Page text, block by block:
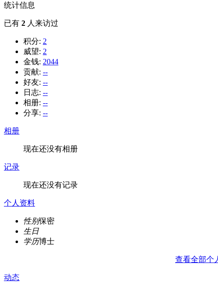
统计信息
已有 2 人来访过
积分: 2
威望: 2
金钱: 2044
贡献: --
好友: --
日志: --
相册: --
分享: --
相册
现在还没有相册
记录
现在还没有记录
个人资料
性别保密
生日
学历博士
查看全部个
动态